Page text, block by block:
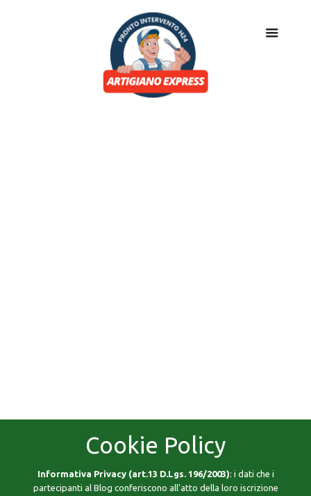
Cookie Policy
Informativa Privacy (art.13 D.Lgs. 196/2003): i dati che i
partecipanti al Blog conferiscono all'atto della loro iscrizione